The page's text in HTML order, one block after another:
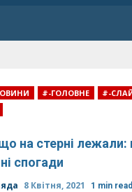
#-ГОЛОВНЕ #-
на стерні лежали:
спогади
8 Квітня, 2021 1 min read